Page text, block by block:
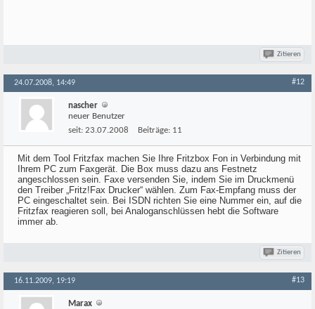
Zitieren
24.07.2008, 14:49 #12
nascher
neuer Benutzer
seit: 23.07.2008 Beiträge: 11
Mit dem Tool Fritzfax machen Sie Ihre Fritzbox Fon in Verbindung mit
Ihrem PC zum Faxgerät. Die Box muss dazu ans Festnetz
angeschlossen sein. Faxe versenden Sie, indem Sie im Druckmenü
den Treiber „Fritz!Fax Drucker“ wählen. Zum Fax-Empfang muss der
PC eingeschaltet sein. Bei ISDN richten Sie eine Nummer ein, auf die
Fritzfax reagieren soll, bei Analoganschlüssen hebt die Software
immer ab.
Zitieren
16.11.2009, 19:19 #13
Marax